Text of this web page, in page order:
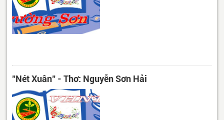
"Nét Xuân" - Thơ: Nguyễn Sơn Hải